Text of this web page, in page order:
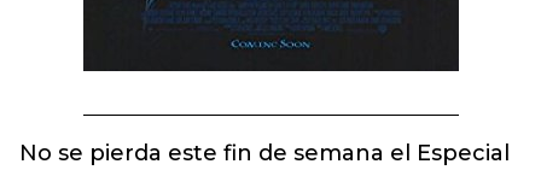
No se pierda este fin de semana el Especial